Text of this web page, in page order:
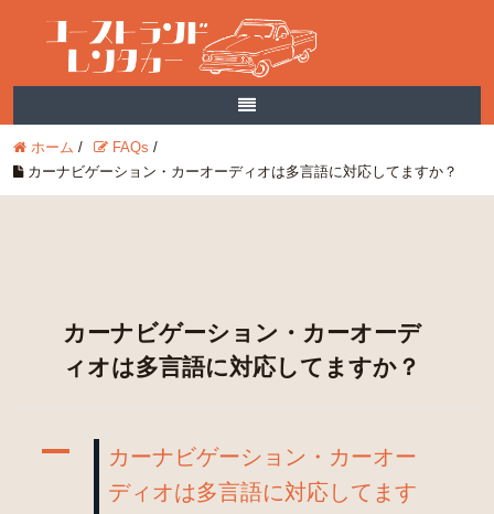
ホーム / FAQs /
カーナビゲーション・カーオーディオは多言語に対応してますか？
カーナビゲーション・カーオーデ
ィオは多言語に対応してますか？
A
カーナビゲーション・カーオー
ディオは多言語に対応してます